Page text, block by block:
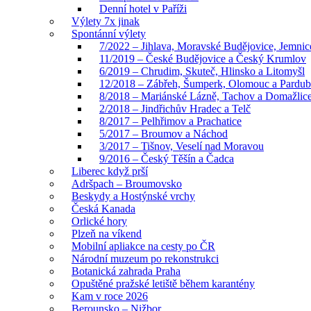
Denní hotel v Paříži
Výlety 7x jinak
Spontánní výlety
7/2022 – Jihlava, Moravské Budějovice,
11/2019 – České Budějovice a Český Krumlov
6/2019 – Chrudim, Skuteč, Hlinsko a Litomyšl
12/2018 – Zábřeh, Šumperk, Olomouc a
8/2018 – Mariánské Lázně, Tachov a
2/2018 – Jindřichův Hradec a Telč
8/2017 – Pelhřimov a Prachatice
5/2017 – Broumov a Náchod
3/2017 – Tišnov, Veselí nad Moravou
9/2016 – Český Těšín a Čadca
Liberec když prší
Adršpach – Broumovsko
Beskydy a Hostýnské vrchy
Česká Kanada
Orlické hory
Plzeň na víkend
Mobilní apliakce na cesty po ČR
Národní muzeum po rekonstrukci
Botanická zahrada Praha
Opuštěné pražské letiště během karantény
Kam v roce 2026